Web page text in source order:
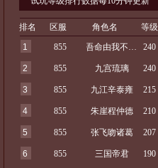
排名 区服 角色名
等级
1
855 吾命由我不由天 240
2 855 九宫琉璃 240
3 855 九江辛泰雍 215
4 855 朱崖程仲德 210
5 855 张飞吻诸葛 207
6 855 三国帝君 190